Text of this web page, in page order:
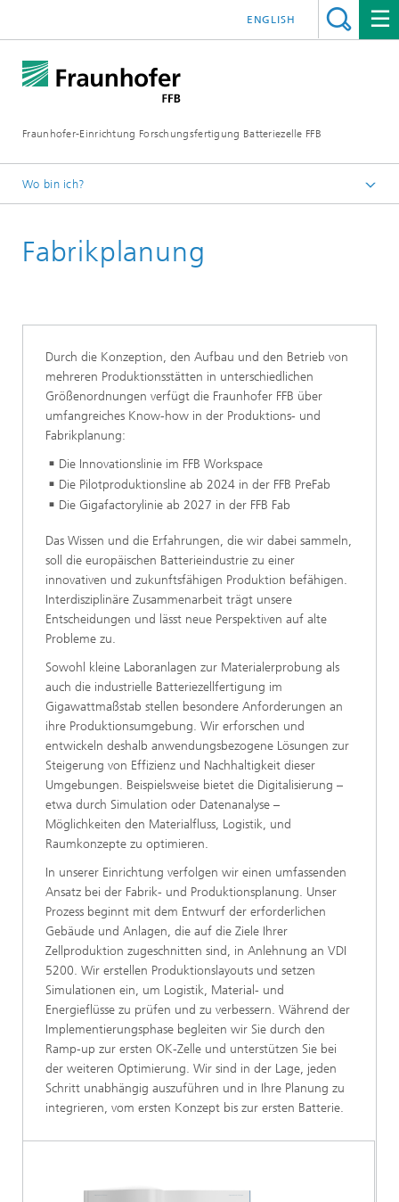
Fraunhofer-Einrichtung Forschungsfertigung Batteriezelle FFB
ENGLISH
Wo bin ich?
Kompetenzen
Fabrikplanung
Durch die Konzeption, den Aufbau und den Betrieb von
mehreren Produktionsstätten in unterschiedlichen
Größenordnungen verfügt die Fraunhofer FFB über
umfangreiches Know-how in der Produktions- und
Fabrikplanung:
Die Innovationslinie im FFB Workspace
Die Pilotproduktionsline ab 2024 in der FFB PreFab
Die Gigafactorylinie ab 2027 in der FFB Fab
Das Wissen und die Erfahrungen, die wir dabei sammeln,
soll die europäischen Batterieindustrie zu einer
innovativen und zukunftsfähigen Produktion befähigen.
Interdisziplinäre Zusammenarbeit trägt unsere
Entscheidungen und lässt neue Perspektiven auf alte
Probleme zu.
Sowohl kleine Laboranlagen zur Materialerprobung als
auch die industrielle Batteriezellfertigung im
Gigawattmaßstab stellen besondere Anforderungen an
ihre Produktionsumgebung. Wir erforschen und
entwickeln deshalb anwendungsbezogene Lösungen zur
Steigerung von Effizienz und Nachhaltigkeit dieser
Umgebungen. Beispielsweise bietet die Digitalisierung –
etwa durch Simulation oder Datenanalyse –
Möglichkeiten den Materialfluss, Logistik, und
Raumkonzepte zu optimieren.
In unserer Einrichtung verfolgen wir einen umfassenden
Ansatz bei der Fabrik- und Produktionsplanung. Unser
Prozess beginnt mit dem Entwurf der erforderlichen
Gebäude und Anlagen, die auf die Ziele Ihrer
Zellproduktion zugeschnitten sind, in Anlehnung an VDI
5200. Wir erstellen Produktionslayouts und setzen
Simulationen ein, um Logistik, Material- und
Energieflüsse zu prüfen und zu verbessern. Während der
Implementierungsphase begleiten wir Sie durch den
Ramp-up zur ersten OK-Zelle und unterstützen Sie bei
der weiteren Optimierung. Wir sind in der Lage, jeden
Schritt unabhängig auszuführen und in Ihre Planung zu
integrieren, vom ersten Konzept bis zur ersten Batterie.